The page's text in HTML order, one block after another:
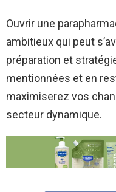
Ouvrir une
ambitieux qui peut
préparation et
mentionnées et en
maximiserez vos
secteur dynamique.